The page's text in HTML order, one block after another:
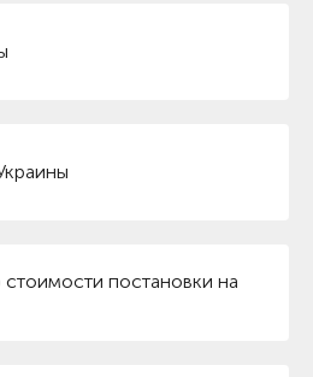
стоимости постановки на